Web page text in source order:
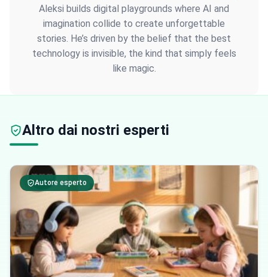
Aleksi builds digital playgrounds where AI and
imagination collide to create unforgettable
stories. He’s driven by the belief that the best
technology is invisible, the kind that simply feels
like magic.
Altro dai nostri esperti
Autore esperto